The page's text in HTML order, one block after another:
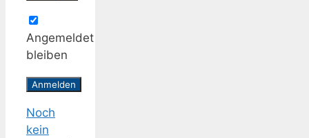
Angemeldet
bleiben
Noch
kein